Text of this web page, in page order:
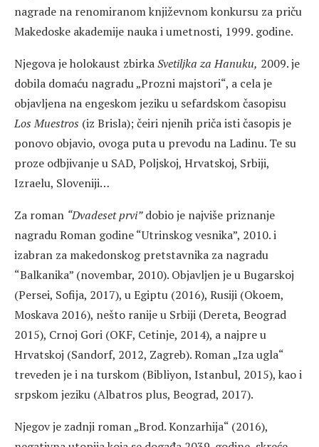
nagrade na renomiranom književnom konkursu za priču
Makedoske akademije nauka i umetnosti, 1999. godine.
Njegova je holokaust zbirkaSvetiljka za Hanuku, 2009. je
dobila domaću nagradu „Prozni majstori“, a cela je
objavljena na engeskom jeziku u sefardskom časopisu
Los Muestros (iz Brisla); čeiri njenih priča isti časopis je
ponovo objavio, ovoga puta u prevodu na Ladinu. Te su
proze odbjivanje u SAD, Poljskoj, Hrvatskoj, Srbiji,
Izraelu, Sloveniji…
Za roman “Dvadeset prvi”dobio je najviše priznanje
nagradu Roman godine “Utrinskog vesnika”, 2010. i
izabran za makedonskog pretstavnika za nagradu
“Balkanika” (novembar, 2010). Objavljen je u Bugarskoj
(Persei, Sofija, 2017), u Egiptu (2016), Rusiji (Okoem,
Moskava 2016), nešto ranije u Srbiji (Dereta, Beograd
2015), Crnoj Gori (OKF, Cetinje, 2014), a najpre u
Hrvatskoj (Sandorf, 2012, Zagreb). Roman „Iza ugla“
treveden je i na turskom (Bibliyon, Istanbul, 2015), kao i
srpskom jeziku (Albatros plus, Beograd, 2017).
Njegov je zadnji roman „Brod. Konzarhija“ (2016),